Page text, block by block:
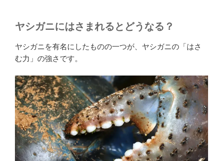
ヤシガニにはさまれるとどうなる？
ヤシガニを有名にしたものの一つが、ヤシガニの「はさ
む力」の強さです。